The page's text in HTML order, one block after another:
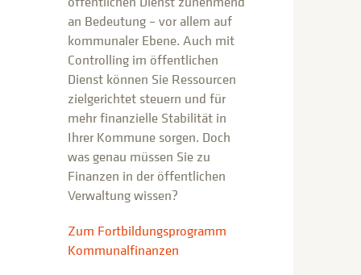
an Bedeutung – vor allem auf
kommunaler Ebene. Auch mit
Controlling im öffentlichen
Dienst können Sie Ressourcen
zielgerichtet steuern und für
mehr finanzielle Stabilität in
Ihrer Kommune sorgen. Doch
was genau müssen Sie zu
Finanzen in der öffentlichen
Verwaltung wissen?
Zum Fortbildungsprogramm
Kommunalfinanzen